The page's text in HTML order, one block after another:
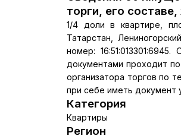
торги, его
1/4 доли в квартире,
Татарстан,
номер:
документами проходит
организатора торгов по
при себе иметь документ
Категория
Квартиры
Регион